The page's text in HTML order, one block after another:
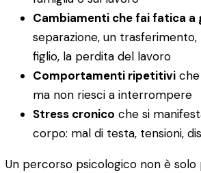
Cambiamenti che fai fatica a
separazione, un trasferimento,
figlio, la perdita del lavoro
Comportamenti ripetitivi
ma non riesci a interrompere
Stress cronico che si
corpo: mal di testa, tensioni,
Un percorso psicologico non è solo